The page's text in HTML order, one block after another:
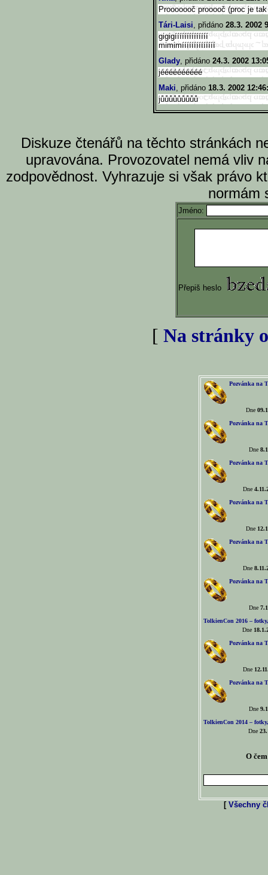
Prooooooč prooooč (proc je
Tári-Laisi, přidáno 28.3. 2002
gigigíííííííííííííí
mimimíííííííííííííí
Glady, přidáno 24.3. 2002
jéééééééééé
Maki, přidáno 18.3. 2002
jůůůůůůůůů
Diskuze čtenářů na těchto stránkách
upravována. Provozovatel nemá vliv
zodpovědnost. Vyhrazuje si však právo
normám
Jméno:
Přepiš heslo
[ Na stránky
Pozvánka na
Dne
Pozvánka na
Dne
Pozvánka na
Dne
Pozvánka na
Dne
Pozvánka na
Dne
Pozvánka na
Dne
TolkienCon 2016 –
Dne
Pozvánka na
Dne
Pozvánka na
Dne
TolkienCon 2014 –
Dne
O
[ Všechny